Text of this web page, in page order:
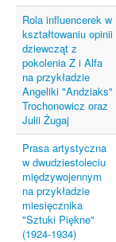
Rola influencerek w
kształtowaniu opinii
dziewcząt z
pokolenia Z i Alfa
na przykładzie
Angeliki "Andziaks"
Trochonowicz oraz
Julii Żugaj
Prasa artystyczna
w dwudziestoleciu
międzywojennym
na przykładzie
miesięcznika
"Sztuki Piękne"
(1924-1934)